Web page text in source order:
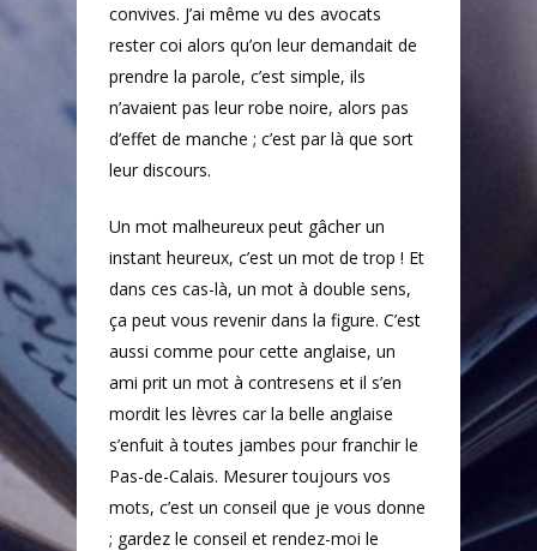
convives. J’ai même vu des avocats
rester coi alors qu’on leur demandait de
prendre la parole, c’est simple, ils
n’avaient pas leur robe noire, alors pas
d’effet de manche ; c’est par là que sort
leur discours.
Un mot malheureux peut gâcher un
instant heureux, c’est un mot de trop ! Et
dans ces cas-là, un mot à double sens,
ça peut vous revenir dans la figure. C’est
aussi comme pour cette anglaise, un
ami prit un mot à contresens et il s’en
mordit les lèvres car la belle anglaise
s’enfuit à toutes jambes pour franchir le
Pas-de-Calais. Mesurer toujours vos
mots, c’est un conseil que je vous donne
; gardez le conseil et rendez-moi le